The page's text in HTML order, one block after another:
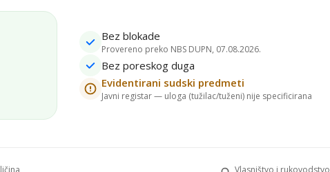
Bez blokade
Provereno preko NBS DUPN, 07.08.2026.
Bez poreskog duga
Evidentirani sudski predmeti
Javni registar — uloga (tužilac/tuženi) nije specificirana
Vlasništvo i rukovodstvo